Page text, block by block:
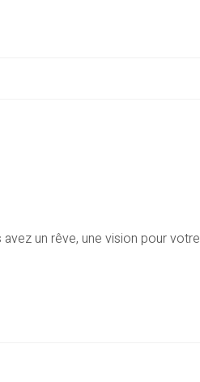
un rêve, une vision pour votre